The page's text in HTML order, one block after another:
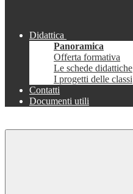
Didattica
Panoramica
Offerta formativa
Le schede didattiche
I progetti delle classi
Contatti
Documenti utili